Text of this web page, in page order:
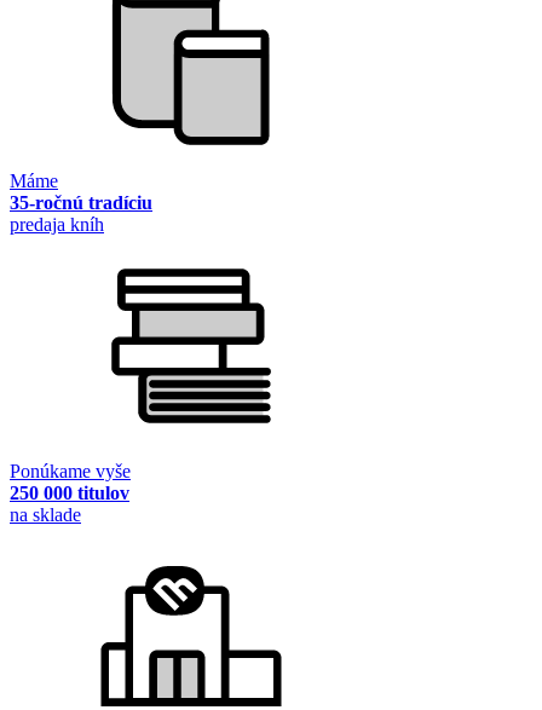
Máme
35-ročnú tradíciu
predaja kníh
Ponúkame vyše
250 000 titulov
na sklade